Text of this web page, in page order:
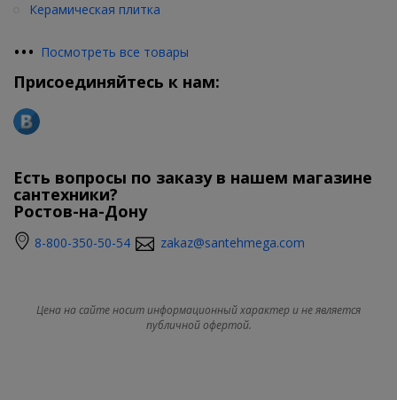
Керамическая плитка
••• Посмотреть все товары
Присоединяйтесь к нам:
Есть вопросы по заказу в нашем магазине
сантехники?
Ростов-на-Дону
8-800-350-50-54 zakaz@santehmega.com
Цена на сайте носит информационный характер и не является
публичной офертой.